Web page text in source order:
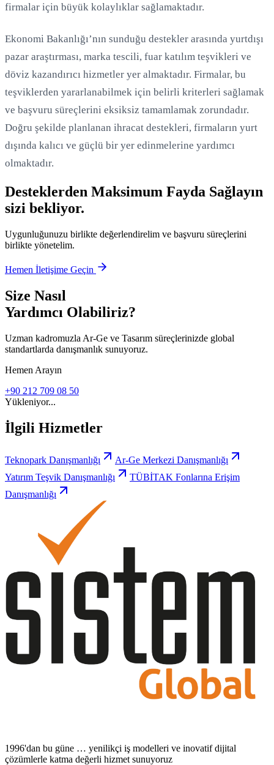
firmalar için büyük kolaylıklar sağlamaktadır.
Ekonomi Bakanlığı’nın sunduğu destekler arasında yurtdışı
pazar araştırması, marka tescili, fuar katılım teşvikleri ve
döviz kazandırıcı hizmetler yer almaktadır. Firmalar, bu
teşviklerden yararlanabilmek için belirli kriterleri sağlamak
ve başvuru süreçlerini eksiksiz tamamlamak zorundadır.
Doğru şekilde planlanan ihracat destekleri, firmaların yurt
dışında kalıcı ve güçlü bir yer edinmelerine yardımcı
olmaktadır.
Desteklerden Maksimum Fayda Sağlayın
sizi bekliyor.
Uygunluğunuzu birlikte değerlendirelim ve başvuru süreçlerini
birlikte yönetelim.
Hemen İletişime Geçin
Size Nasıl
Yardımcı Olabiliriz?
Uzman kadromuzla Ar-Ge ve Tasarım süreçlerinizde global
standartlarda danışmanlık sunuyoruz.
Hemen Arayın
+90 212 709 08 50
Yükleniyor...
İlgili Hizmetler
Teknopark Danışmanlığı
Ar-Ge Merkezi Danışmanlığı
Yatırım Teşvik Danışmanlığı
TÜBİTAK Fonlarına Erişim
Danışmanlığı
1996'dan bu güne … yenilikçi iş modelleri ve inovatif dijital
çözümlerle katma değerli hizmet sunuyoruz